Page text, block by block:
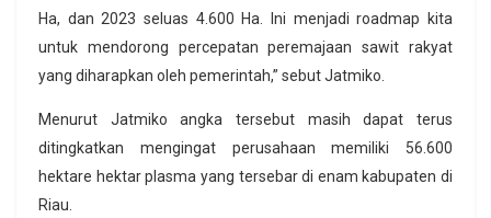
Ha, dan 2023 seluas 4.600 Ha. Ini menjadi roadmap kita
untuk mendorong percepatan peremajaan sawit rakyat
yang diharapkan oleh pemerintah,” sebut Jatmiko.
Menurut Jatmiko angka tersebut masih dapat terus
ditingkatkan mengingat perusahaan memiliki 56.600
hektare hektar plasma yang tersebar di enam kabupaten di
Riau.